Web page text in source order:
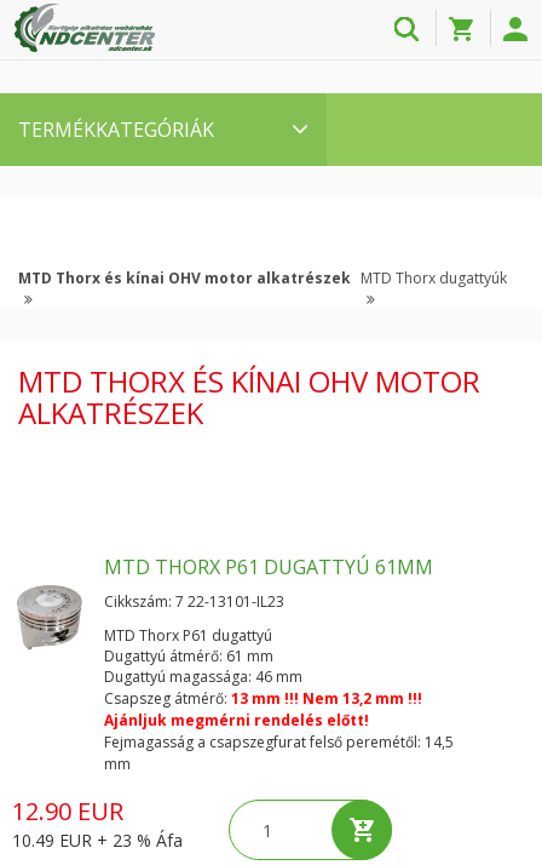
TERMÉKKATEGÓRIÁK
MTD Thorx és kínai OHV motor alkatrészek MTD Thorx dugattyúk
MTD THORX ÉS KÍNAI OHV MOTOR
ALKATRÉSZEK
MTD THORX P61 DUGATTYÚ 61MM
Cikkszám: 7 22-13101-IL23
MTD Thorx P61 dugattyú
Dugattyú átmérő: 61 mm
Dugattyú magassága: 46 mm
Csapszeg átmérő: 13 mm !!! Nem 13,2 mm !!!
Ajánljuk megmérni rendelés előtt!
Fejmagasság a csapszegfurat felső peremétől: 14,5
mm
12.90 EUR
10.49 EUR + 23 % Áfa